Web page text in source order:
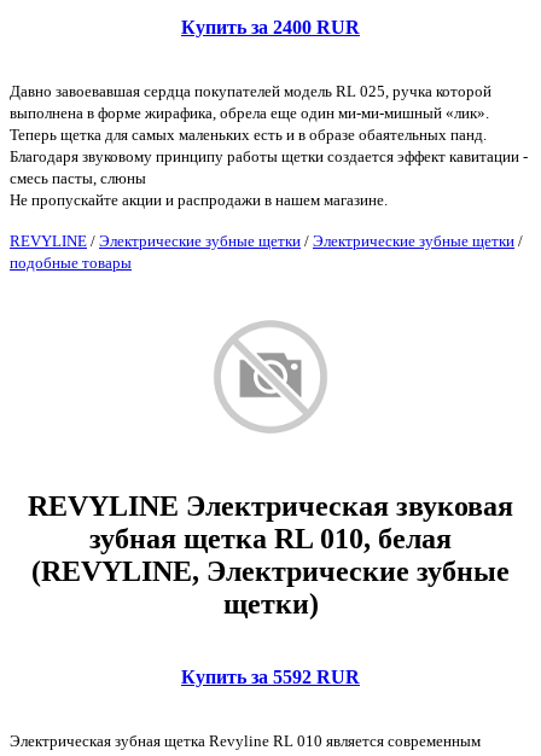
Купить за 2400 RUR
Давно завоевавшая сердца покупателей модель RL 025, ручка которой
выполнена в форме жирафика, обрела еще один ми-ми-мишный «лик».
Теперь щетка для самых маленьких есть и в образе обаятельных панд.
Благодаря звуковому принципу работы щетки создается эффект кавитации -
смесь пасты, слюны
Не пропускайте акции и распродажи в нашем магазине.
REVYLINE / Электрические зубные щетки / Электрические зубные щетки /
подобные товары
REVYLINE Электрическая звуковая
зубная щетка RL 010, белая
(REVYLINE, Электрические зубные
щетки)
Купить за 5592 RUR
Электрическая зубная щетка Revyline RL 010 является современным